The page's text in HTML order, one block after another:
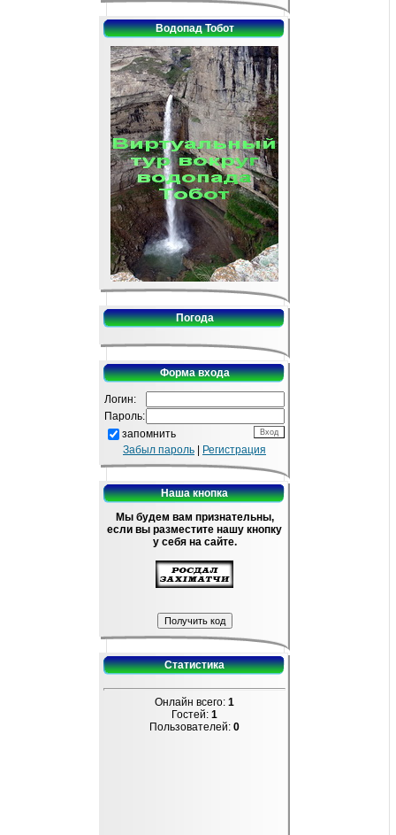
Водопад Тобот
Погода
Форма входа
Логин:
Пароль:
запомнить
Забыл пароль
Регистрация
Наша кнопка
Мы будем вам признательны,
если вы разместите нашу кнопку
у себя на сайте.
Статистика
Онлайн всего: 1
Гостей: 1
Пользователей: 0